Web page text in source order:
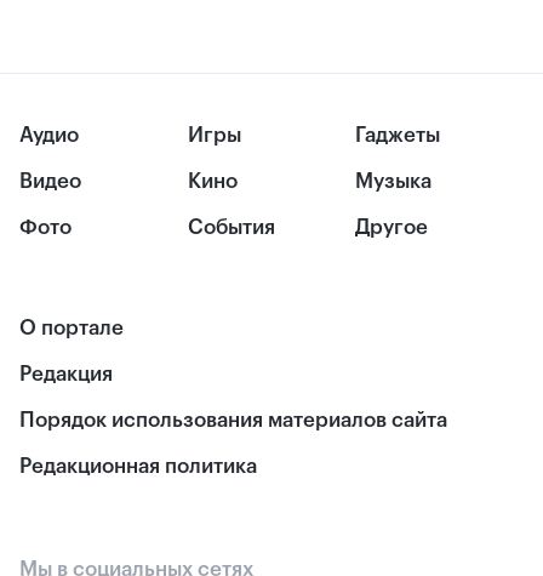
Аудио
Видео
Фото
Игры
Кино
События
Гаджеты
Музыка
Другое
О портале
Редакция
Порядок использования материалов сайта
Редакционная политика
Мы в социальных сетях